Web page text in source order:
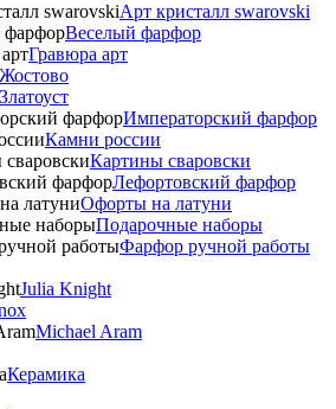
Арт кристалл swarovski
Веселый фарфор
Гравюра арт
Жостово
Златоуст
Императорский фарфор
Камни россии
Картины сваровски
Лефортовский фарфор
Офорты на латуни
Подарочные наборы
Фарфор ручной работы
Julia Knight
Michael Aram
Керамика